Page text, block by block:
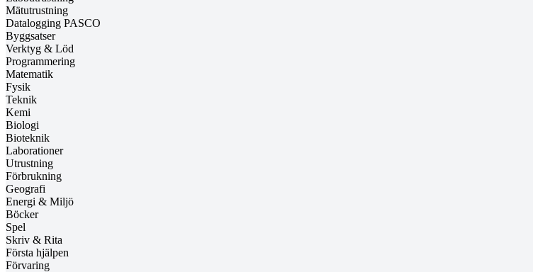
Mätutrustning
Datalogging PASCO
Byggsatser
Verktyg & Löd
Programmering
Matematik
Fysik
Teknik
Kemi
Biologi
Bioteknik
Laborationer
Utrustning
Förbrukning
Geografi
Energi & Miljö
Böcker
Spel
Skriv & Rita
Första hjälpen
Förvaring